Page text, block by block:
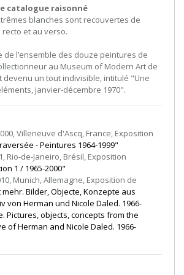
catalogue raisonné
blanches sont recouvertes de
et au verso.
l’ensemble des douze peintures de
au Museum of Modern Art de
devenu un tout indivisible, intitulé "Une
janvier-décembre 1970".
Villeneuve d'Ascq, France, Exposition
- Peintures 1964-1999"
Rio-de-Janeiro, Brésil, Exposition
1 / 1965-2000"
Munich, Allemagne, Exposition de
mehr. Bilder, Objecte, Konzepte aus
von Herman und Nicole Daled. 1966-
Pictures, objects, concepts from the
of Herman and Nicole Daled. 1966-